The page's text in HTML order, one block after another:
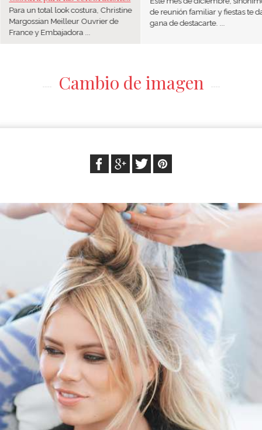
Para un total look costura, Christine
Margossian Meilleur Ouvrier de
France y Embajadora ...
de reunión familiar y fiestas te
gana de destacarte. ...
Cambio de imagen